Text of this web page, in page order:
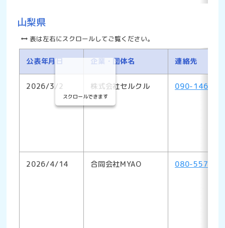
山梨県
表は左右にスクロールしてご覧ください。
公表年月日 企業・団体名 連絡先
2026/3/2 株式会社セルクル 090-1466-
2026/4/14 合同会社MYAO 080-5578-
スクロールできます